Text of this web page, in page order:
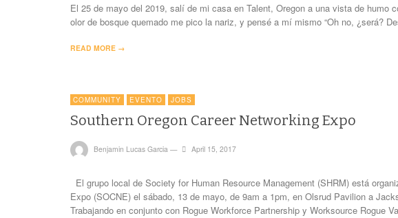
El 25 de mayo del 2019, salí de mi casa en Talent, Oregon a una vista de humo
olor de bosque quemado me pico la nariz, y pensé a mí mismo “Oh no, ¿será?
READ MORE →
COMMUNITY EVENTO JOBS
Southern Oregon Career Networking Expo
Benjamin Lucas Garcia — April 15, 2017
El grupo local de Society for Human Resource Management (SHRM) está
Expo (SOCNE) el sábado, 13 de mayo, de 9am a 1pm, en Olsrud Pavilion a
Trabajando en conjunto con Rogue Workforce Partnership y Worksource Rogue